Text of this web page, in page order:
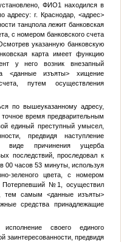
ФИО1
находился в
адресу: г. Краснодар,<адрес>
танцпола лежит банковская
с номером банковского счета
указанную банковскую
карта имеет функцию
у него возник внезапный
<данные изъяты> хищение
путем осуществления
по вышеуказанному адресу,
время предварительным
единый преступный умысел,
предвидя наступление
виде причинения ущерба
последствий, проследовал к
00 часов 53 минуты, используя
зеленого цвета, с номером
Потерпевший №1
, осуществил
тем самым<данные изъяты>
средства принадлежащие
своего единого
заинтересованности, предвидя